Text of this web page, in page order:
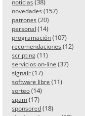
noticias (38)
novedades (157)
patrones (20)
personal (14)
programación (107)
recomendaciones (12)
scripting (11)
servicios on-line (37)
signalr (17)
software libre (11)
sorteo (14)
spam (17)
sponsored (18)